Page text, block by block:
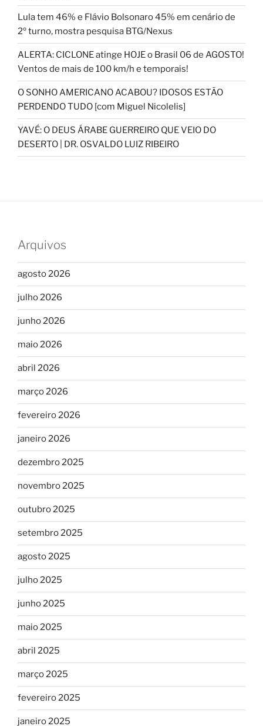
Lula tem 46% e Flávio Bolsonaro 45% em cenário de
2º turno, mostra pesquisa BTG/Nexus
ALERTA: CICLONE atinge HOJE o Brasil 06 de AGOSTO!
Ventos de mais de 100 km/h e temporais!
O SONHO AMERICANO ACABOU? IDOSOS ESTÃO
PERDENDO TUDO [com Miguel Nicolelis]
YAVÉ: O DEUS ÁRABE GUERREIRO QUE VEIO DO
DESERTO | DR. OSVALDO LUIZ RIBEIRO
Arquivos
agosto 2026
julho 2026
junho 2026
maio 2026
abril 2026
março 2026
fevereiro 2026
janeiro 2026
dezembro 2025
novembro 2025
outubro 2025
setembro 2025
agosto 2025
julho 2025
junho 2025
maio 2025
abril 2025
março 2025
fevereiro 2025
janeiro 2025